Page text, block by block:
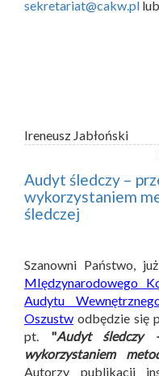
sekretariat@cakw.pl
Ireneusz Jabłoński
Audyt śledczy –
wykorzystaniem
śledczej
Szanowni Państwo,
MIędzynarodowego
Audytu
Oszustw odbędzie się
pt. "Audyt śledczy
wykorzystaniem
Autorzy publikacji